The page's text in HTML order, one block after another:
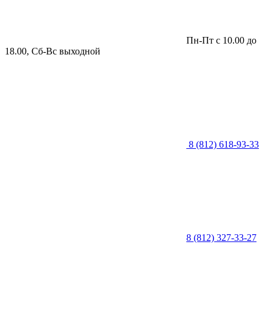
Пн-Пт с 10.00 до
18.00, Сб-Вс выходной
8 (812) 618-93-33
8 (812) 327-33-27